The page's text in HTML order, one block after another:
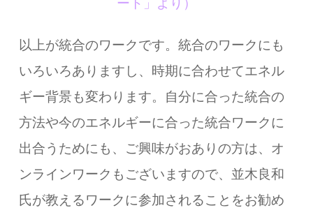
ート」より）
以上が統合のワークです。統合のワークにも
いろいろありますし、時期に合わせてエネル
ギー背景も変わります。自分に合った統合の
方法や今のエネルギーに合った統合ワークに
出合うためにも、ご興味がおありの方は、オ
ンラインワークもございますので、並木良和
氏が教えるワークに参加されることをお勧め